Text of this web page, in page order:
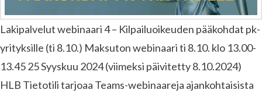
Lakipalvelut webinaari 4 – Kilpailuoikeuden pääkohdat pk-
yrityksille (ti 8.10.) Maksuton webinaari ti 8.10. klo 13.00-
13.45 25 Syyskuu 2024 (viimeksi päivitetty 8.10.2024)
HLB Tietotili tarjoaa Teams-webinaareja ajankohtaisista